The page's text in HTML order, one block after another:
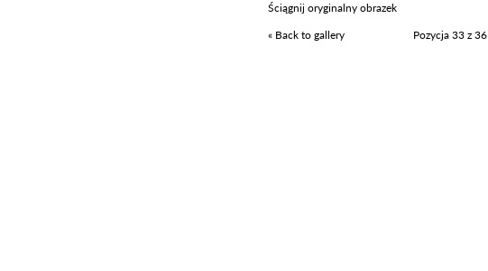
Ściągnij oryginalny obrazek
« Back to gallery
Pozycja 33 z 36